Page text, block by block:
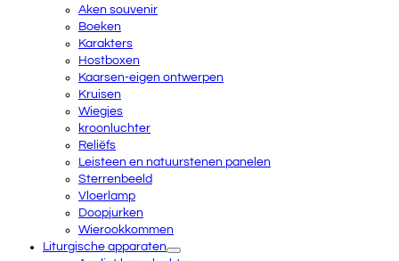
Aken souvenir
Boeken
Karakters
Hostboxen
Kaarsen-eigen ontwerpen
Kruisen
Wiegjes
kroonluchter
Reliëfs
Leisteen en natuurstenen panelen
Sterrenbeeld
Vloerlamp
Doopjurken
Wierookkommen
Liturgische apparaten